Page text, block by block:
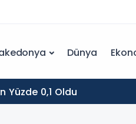
Dünya
Yüzde 0,1 Oldu